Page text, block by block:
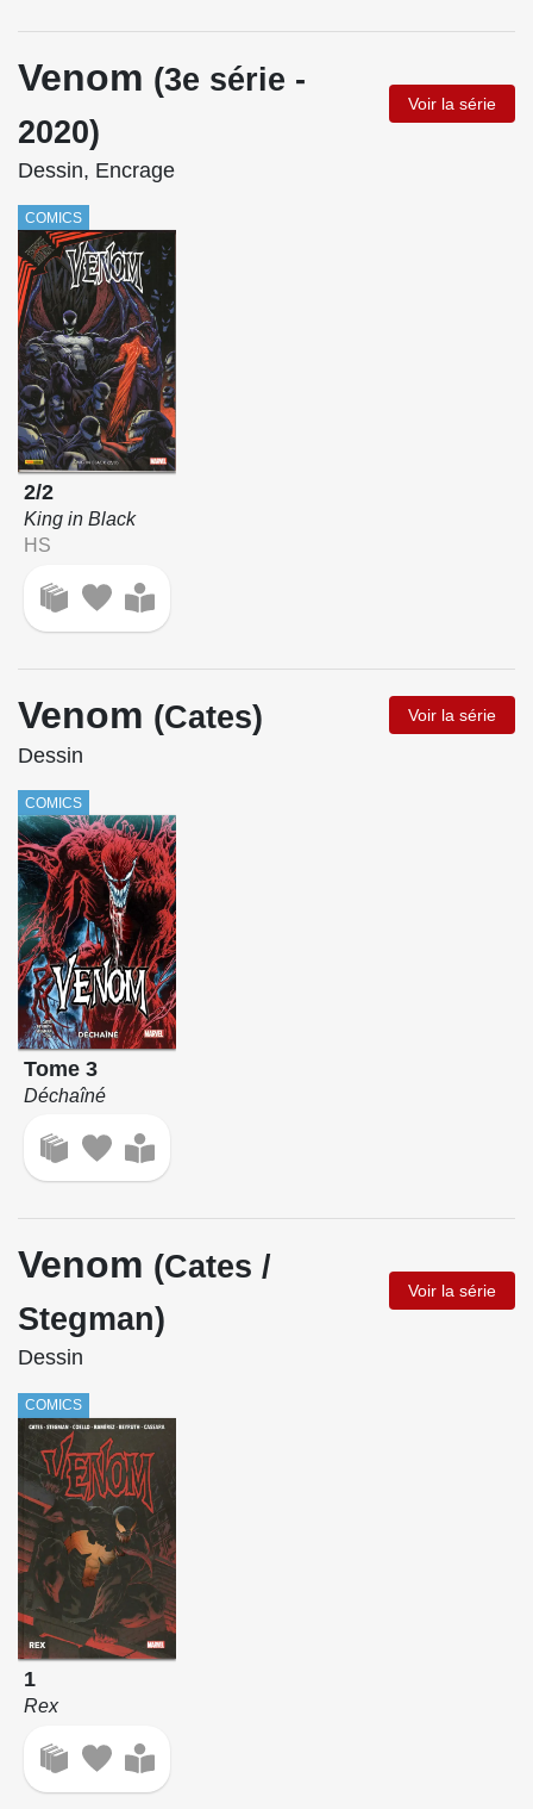
Venom (3e série -
2020)
Voir la série
Dessin, Encrage
COMICS
2/2
King in Black
HS
Venom (Cates) Voir la série
Dessin
COMICS
Tome 3
Déchaîné
Venom (Cates /
Stegman)
Voir la série
Dessin
COMICS
1
Rex